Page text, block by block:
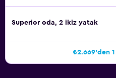
Superior oda, 2 ikiz yatak
₺2.669'den